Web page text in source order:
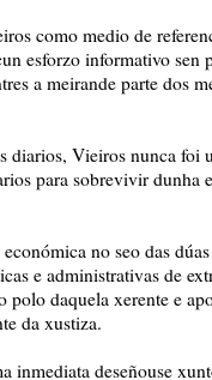
como medio de
esforzo informativo sen
a meirande parte dos
diarios, Vieiros nunca foi
para sobrevivir dunha
no seo das dúas
e administrativas de
daquela xerente e
da xustiza.
inmediata deseñouse